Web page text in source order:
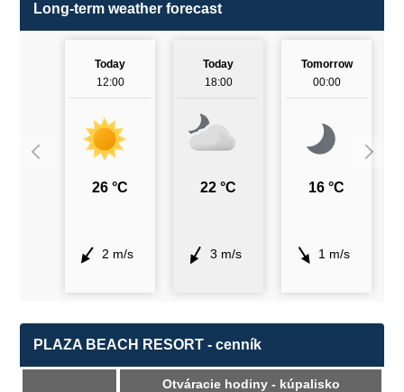
Long-term weather forecast
Today
12:00
26 °C
2 m/s
Today
18:00
22 °C
3 m/s
Tomorrow
00:00
16 °C
1 m/s
PLAZA BEACH RESORT - cenník
Otváracie hodiny - kúpalisko